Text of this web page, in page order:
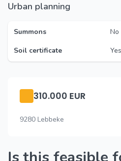
Urban planning
Summons
No
Soil certificate
Yes
310.000 EUR
9280 Lebbeke